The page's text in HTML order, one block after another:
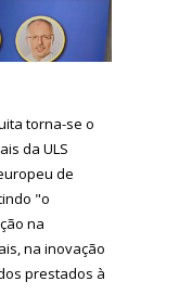
torna-se o
da ULS
de
"o
na
na inovação
prestados à